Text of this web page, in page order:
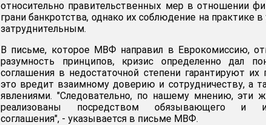
относительно правительственных мер в отношении
грани банкротства, однако их соблюдение на практике в
затруднительным.
В письме, которое МВФ направил в Еврокомиссию,
разумность принципов, кризис определенно дал
соглашения в недостаточной степени гарантируют
это вредит взаимному доверию и сотрудничеству, а
явлениями. "Следовательно, по нашему мнению,
реализованы посредством обязывающего и
соглашения", - указывается в письме МВФ.